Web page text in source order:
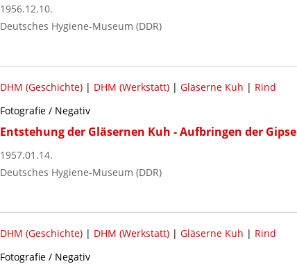
1956.12.10.
Deutsches Hygiene-Museum (DDR)
DHM (Geschichte)| DHM (Werkstatt)| Gläserne Kuh | Rind
Fotografie / Negativ
Entstehung der Gläsernen Kuh - Aufbringen der
1957.01.14.
Deutsches Hygiene-Museum (DDR)
DHM (Geschichte)| DHM (Werkstatt)| Gläserne Kuh | Rind
Fotografie / Negativ